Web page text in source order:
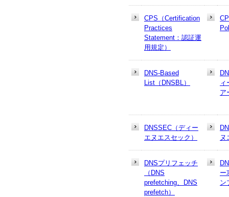
CPS（Certification
Practices
Statement：認証運
用規定）
DNS-Based
List（DNSBL）
ィ
ア
DNSSEC（ディー
エヌエスセック）
ヌ
DNSプリフェッチ
（DNS
prefetching、DNS
prefetch）
ー
ン